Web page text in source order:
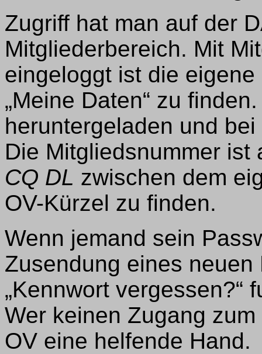
Zugriff hat man auf der
Mitgliederbereich. Mit
eingeloggt ist die
„Meine Daten“ zu
heruntergeladen und
Die Mitgliedsnummer ist
CQ DL zwischen dem
OV-Kürzel zu finden.
Wenn jemand sein
Zusendung eines
„Kennwort vergessen?“
Wer keinen Zugang
OV eine helfende Hand.